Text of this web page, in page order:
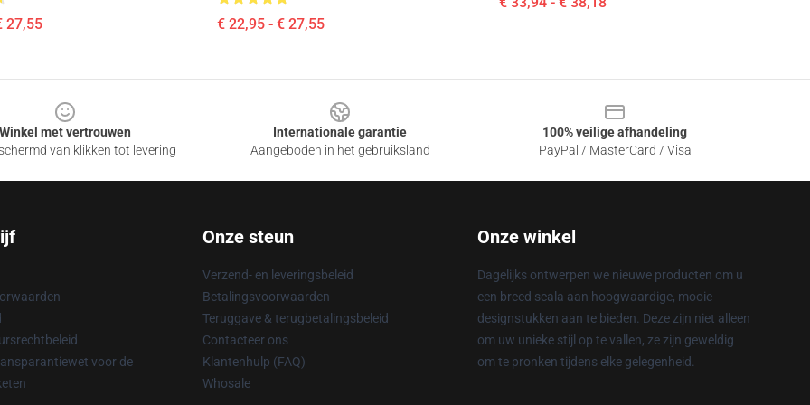
27,55 € 22,95 - € 27,55
Winkel met vertrouwen
van klikken tot levering
Internationale garantie
Aangeboden in het gebruiksland
100% veilige afhandeling
PayPal / MasterCard / Visa
voor de
Onze steun
Verzend- en leveringsbeleid
Betalingsvoorwaarden
Teruggave & terugbetalingsbeleid
Contacteer ons
Klantenhulp (FAQ)
Whosale
Onze winkel
Dagelijks ontwerpen we nieuwe producten om u
een breed scala aan hoogwaardige, mooie
designstukken aan te bieden. Deze zijn niet alleen
om uw unieke stijl op te vallen, ze zijn geweldig
om te pronken tijdens elke gelegenheid.